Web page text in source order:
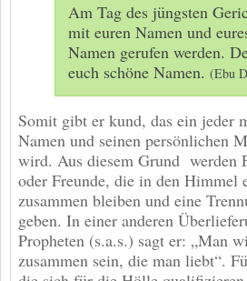
Am Tag des jüngsten
mit euren Namen und
Namen gerufen werden.
euch schöne Namen. (Ebu
Somit gibt er kund, das ein jeder
Namen und seinen persönlichen
wird. Aus diesem Grund werden
oder Freunde, die in den Himmel
zusammen bleiben und eine
geben. In einer anderen
Propheten (s.a.s.) sagt er: „Man
zusammen sein, die man liebt“.